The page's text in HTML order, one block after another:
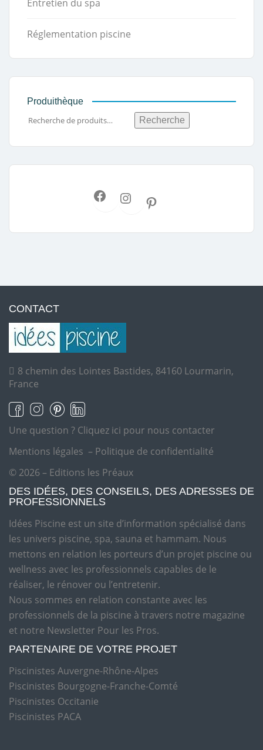
Entretien du spa
Réglementation piscine
Produithèque
Recherche
CONTACT
8 chemin des Lointes Bastides, 84160 Lourmarin,
France
Une question ? Cliquez ici pour nous contacter
Mentions légales – Politique de confidentialité
© 2026 – Editions les Préaux
DES IDÉES, DES CONSEILS, DES ADRESSES DE
PROFESSIONNELS
Idées Piscine est un site d’information spécialisé dans
les univers piscine, spa, sauna et hammam. Nous
mettons en relation les porteurs d’un projet piscine ou
wellness avec les professionnels capables de le
réaliser, le rénover ou l’entretenir.
Nous sommes en relation constante avec les
professionnels de la piscine à travers notre magazine
et notre Newsletter Pour les Pros.
PARTENAIRE DE VOTRE PROJET
Piscinistes Auvergne-Rhône-Alpes
Piscinistes Bourgogne-Franche-Comté
Piscinistes Occitanie
Piscinistes PACA